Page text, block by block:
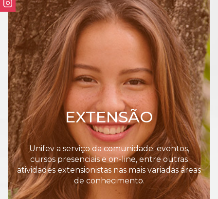
EXTENSÃO
Unifev a serviço da comunidade: eventos,
cursos presenciais e on-line, entre outras
atividades extensionistas nas mais variadas áreas
de conhecimento.